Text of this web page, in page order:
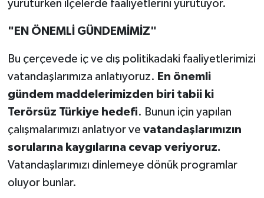
yürütürken ilçelerde faaliyetlerini yürütüyor.
"EN ÖNEMLİ GÜNDEMİMİZ"
Bu çerçevede iç ve dış politikadaki faaliyetlerimizi
vatandaşlarımıza anlatıyoruz. En önemli
gündem maddelerimizden biri tabii ki
Terörsüz Türkiye hedefi. Bunun için yapılan
çalışmalarımızı anlatıyor ve vatandaşlarımızın
sorularına kaygılarına cevap veriyoruz.
Vatandaşlarımızı dinlemeye dönük programlar
oluyor bunlar.